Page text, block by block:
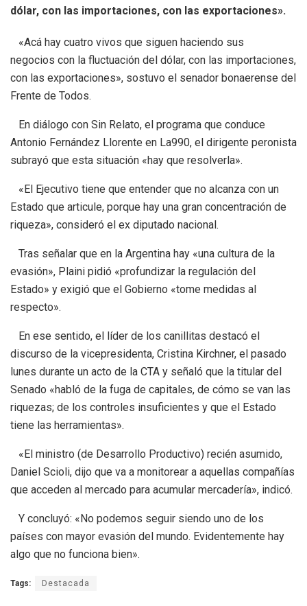
dólar, con las importaciones, con las exportaciones».
«Acá hay cuatro vivos que siguen haciendo sus
negocios con la fluctuación del dólar, con las importaciones,
con las exportaciones», sostuvo el senador bonaerense del
Frente de Todos.
En diálogo con Sin Relato, el programa que conduce
Antonio Fernández Llorente en La990, el dirigente peronista
subrayó que esta situación «hay que resolverla».
«El Ejecutivo tiene que entender que no alcanza con un
Estado que articule, porque hay una gran concentración de
riqueza», consideró el ex diputado nacional.
Tras señalar que en la Argentina hay «una cultura de la
evasión», Plaini pidió «profundizar la regulación del
Estado» y exigió que el Gobierno «tome medidas al
respecto».
En ese sentido, el líder de los canillitas destacó el
discurso de la vicepresidenta, Cristina Kirchner, el pasado
lunes durante un acto de la CTA y señaló que la titular del
Senado «habló de la fuga de capitales, de cómo se van las
riquezas; de los controles insuficientes y que el Estado
tiene las herramientas».
«El ministro (de Desarrollo Productivo) recién asumido,
Daniel Scioli, dijo que va a monitorear a aquellas compañías
que acceden al mercado para acumular mercadería», indicó.
Y concluyó: «No podemos seguir siendo uno de los
países con mayor evasión del mundo. Evidentemente hay
algo que no funciona bien».
Tags: Destacada